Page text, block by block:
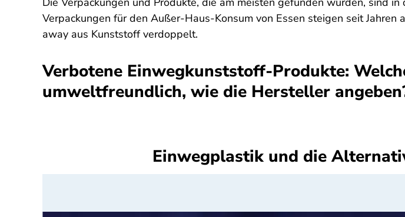
Verpackungen für den Außer-Haus-Konsum von Essen steigen seit
away aus Kunststoff verdoppelt.
Verbotene Einwegkunststoff-Produkte:
umweltfreundlich, wie die Hersteller
Einwegplastik und die